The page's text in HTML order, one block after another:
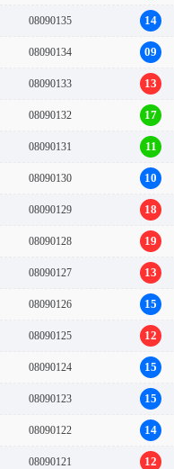
08090135 14
08090134 09
08090133 13
08090132 17
08090131 11
08090130 10
08090129 18
08090128 19
08090127 13
08090126 15
08090125 12
08090124 15
08090123 15
08090122 14
08090121 12